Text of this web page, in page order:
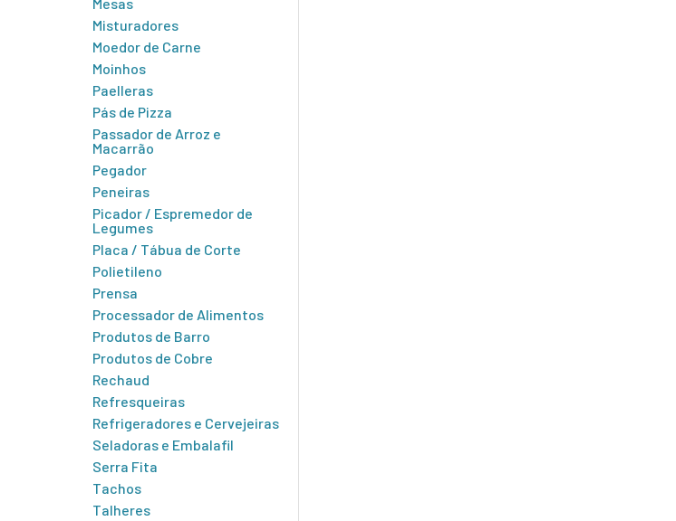
Misturadores
Moedor de Carne
Moinhos
Paelleras
Pás de Pizza
Passador de Arroz e
Macarrão
Pegador
Peneiras
Picador / Espremedor de
Legumes
Placa / Tábua de Corte
Polietileno
Prensa
Processador de Alimentos
Produtos de Barro
Produtos de Cobre
Rechaud
Refresqueiras
Refrigeradores e Cervejeiras
Seladoras e Embalafil
Serra Fita
Tachos
Talheres